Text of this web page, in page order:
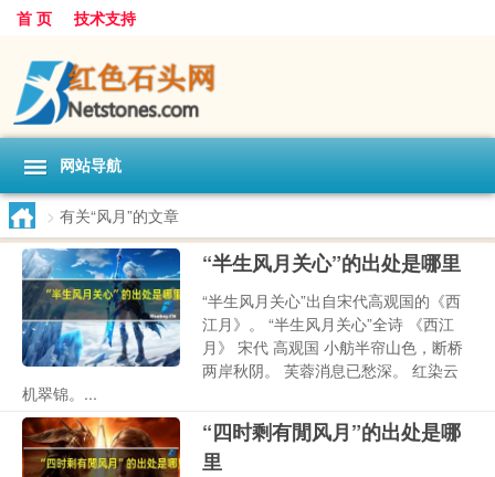
首 页 技术支持
网站导航
> 有关“风月”的文章
“半生风月关心”的出处是哪里
“半生风月关心”出自宋代高观国的《西
江月》。 “半生风月关心”全诗 《西江
月》 宋代 高观国 小舫半帘山色，断桥
两岸秋阴。 芙蓉消息已愁深。 红染云
机翠锦。...
“四时剩有閒风月”的出处是哪
里